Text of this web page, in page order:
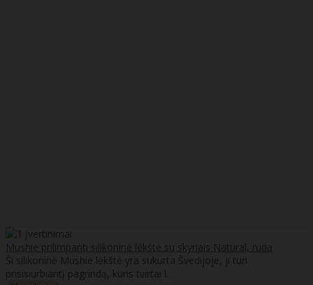
Mushie prilimpanti silikoninė lėkštė su skyriais Natural, ruda
Ši silikoninė Mushie lėkštė yra sukurta Švedijoje, ji turi
prisisiurbiantį pagrindą, kuris tvirtai l..